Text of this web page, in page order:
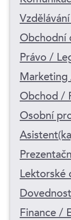
Obchodní
Právo /
Marketing
Obchod /
Osobní
Lektorské
Finance /